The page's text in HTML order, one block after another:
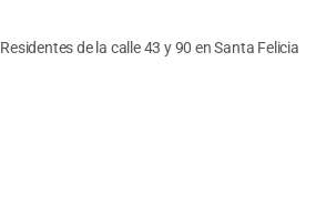
Residentes de la calle 43 y 90 en Santa Felicia